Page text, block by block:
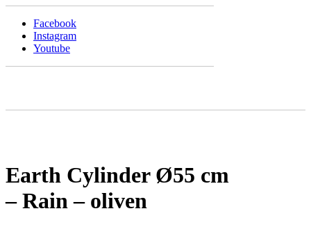
Facebook
Instagram
Youtube
Earth Cylinder Ø55 cm
– Rain – oliven